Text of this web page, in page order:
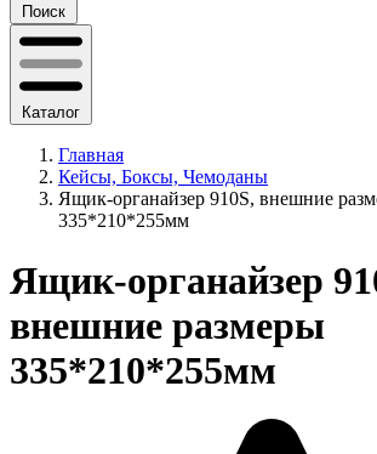
Поиск
Каталог
Главная
Кейсы, Боксы, Чемоданы
Ящик-органайзер 910S, внешние
335*210*255мм
Ящик-органайзер
внешние размеры
335*210*255мм